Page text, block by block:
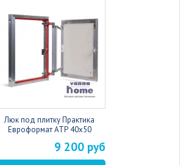
Люк под плитку Практика
Евроформат АТР 40x50
9 200 руб